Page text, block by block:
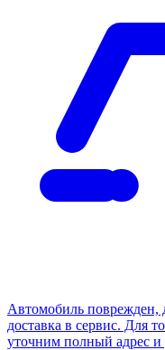
Автомобиль поврежден,
доставка в сервис. Для
уточним полный адрес и